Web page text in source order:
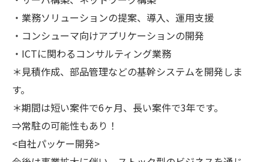
・業務ソリューションの提案、導入、運用支援
・コンシューマ向けアプリケーションの開発
・ICTに関わるコンサルティング業務
＊見積作成、部品管理などの基幹システムを開発しま
す。
＊期間は短い案件で6ヶ月、長い案件で3年です。
⇒常駐の可能性もあり！
<自社パッケー開発>